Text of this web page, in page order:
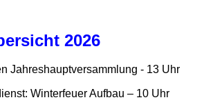
2026
Jahreshauptversammlung - 13 Uhr
Winterfeuer Aufbau – 10 Uhr